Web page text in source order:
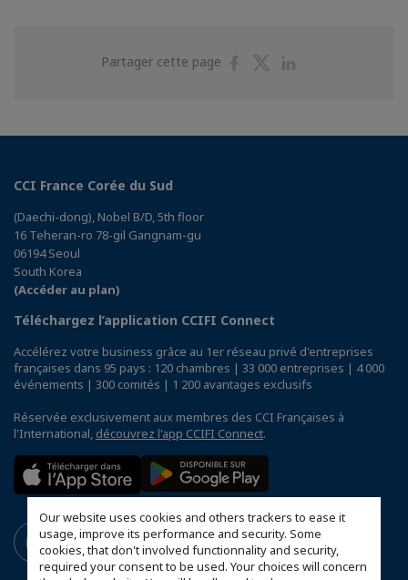
Our website uses cookies and others trackers to ease it
usage, improve its performance and security. Some
cookies, that don't involved functionnality and security,
required your consent to be used. Your choices will concern
Partager cette page
PartagerPartager
CCI France Corée du Sud
(Daechi-dong), Nobel B/D, 5th floor
16 Teheran-ro 78-gil Gangnam-gu
06194 Seoul
South Korea
(Accéder au plan)
Téléchargez l’application CCIFI Connect
Accélérez votre business grâce au 1er réseau privé d'entreprises
françaises dans 95 pays : 120 chambres | 33 000 entreprises | 4 000
événements | 300 comités | 1 200 avantages exclusifs
Réservée exclusivement aux membres des CCI Françaises à
l'International, découvrez l'app CCIFI Connect.